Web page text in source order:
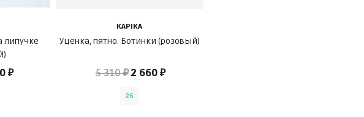
липучке
₽
KAPIKA
Уценка, пятно. Ботинки (розовый)
5 310 ₽ 2 660 ₽
26